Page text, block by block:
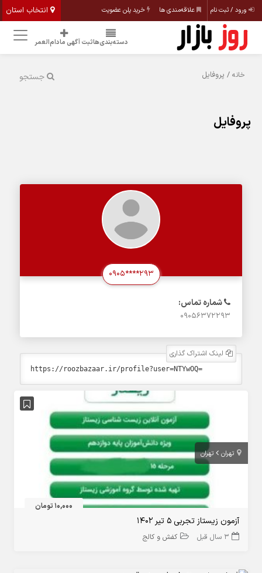
انتخاب استان ورود / ثبت نام علاقه‌مندی ها خرید پلن عضویت
دسته‌بندی‌هاثبت آگهی مادام‌العمر
جستجو خانه / پروفایل
پروفایل
0905****293
شماره تماس:
09056372293
لینک اشتراک گذاری
تهران تهران
10,000 تومان
آزمون زیستاز تجربی 5 تیر 1402
3 سال قبل کفش و کالج